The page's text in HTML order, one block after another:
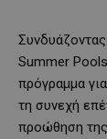
Summer
πρόγραμμα
τη συνεχή
προώθηση